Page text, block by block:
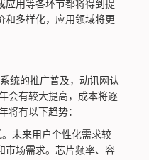
应用等各环节都将得到提
和多样化，应用领域将更
统的推广普及，动讯网认
会有较大提高，成本将逐
将有以下趋势：
未来用户个性化需求较
市场需求。芯片频率、容